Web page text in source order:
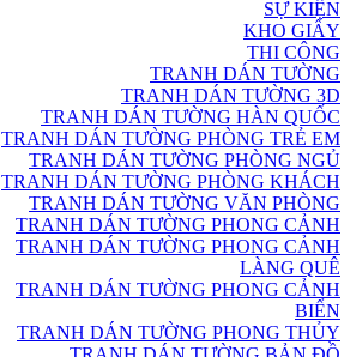
SỰ KIỆN
KHO GIẤY
THI CÔNG
TRANH DÁN TƯỜNG
TRANH DÁN TƯỜNG 3D
TRANH DÁN TƯỜNG HÀN QUỐC
TRANH DÁN TƯỜNG PHÒNG TRẺ EM
TRANH DÁN TƯỜNG PHÒNG NGỦ
TRANH DÁN TƯỜNG PHÒNG KHÁCH
TRANH DÁN TƯỜNG VĂN PHÒNG
TRANH DÁN TƯỜNG PHONG CẢNH
TRANH DÁN TƯỜNG PHONG CẢNH
LÀNG QUÊ
TRANH DÁN TƯỜNG PHONG CẢNH
BIỂN
TRANH DÁN TƯỜNG PHONG THỦY